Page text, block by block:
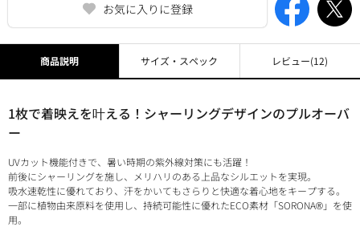
お気に入りに登録
商品説明
1枚で着映えを叶える！シャーリングデザインのプルオーバ
ー
UVカット機能付きで、暑い時期の紫外線対策にも活躍！
前後にシャーリングを施し、メリハリのある上品なシルエットを実現。
吸水速乾性に優れており、汗をかいてもさらりと快適な着心地をキープする。
一部に植物由来原料を使用し、持続可能性に優れたECO素材「SORONA®」を使
用。
サイズ・スペック レビュー(12)